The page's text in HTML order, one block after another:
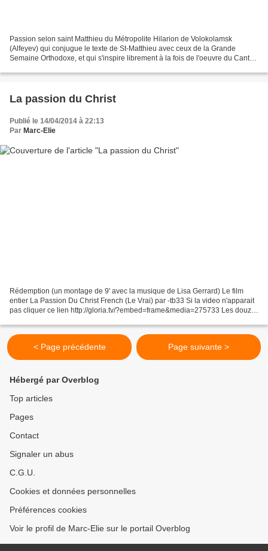
Passion selon saint Matthieu du Métropolite Hilarion de Volokolamsk
(Alfeyev) qui conjugue le texte de St-Matthieu avec ceux de la Grande
Semaine Orthodoxe, et qui s'inspire librement à la fois de l'oeuvre du Cantor
La passion du Christ
Publié le 14/04/2014 à 22:13
Par Marc-Elie
Rédemption (un montage de 9' avec la musique de Lisa Gerrard) Le film
entier La Passion Du Christ French (Le Vrai) par -tb33 Si la video n'apparait
pas cliquer ce lien http://gloria.tv/?embed=frame&media=275733 Les douze
< Page précédente Page suivante >
Hébergé par Overblog
Top articles
Pages
Contact
Signaler un abus
C.G.U.
Cookies et données personnelles
Préférences cookies
Voir le profil de Marc-Elie sur le portail Overblog